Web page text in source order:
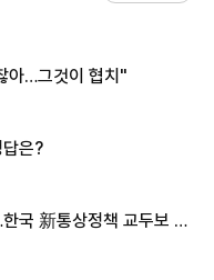
아…그것이 협치"
은?
국 新통상정책 교두보 활